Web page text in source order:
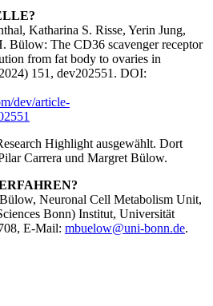
Katharina S. Risse, Yerin Jung,
Bülow: The CD36 scavenger receptor
from fat body to ovaries in
151, dev202551. DOI:
dev/article-
Highlight ausgewählt. Dort
Carrera und Margret Bülow.
Neuronal Cell Metabolism Unit,
Bonn) Institut, Universität
E-Mail: mbuelow@uni-bonn.de.